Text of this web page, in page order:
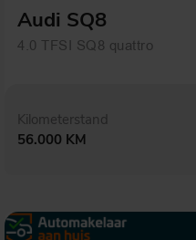
Audi SQ8
4.0 TFSI SQ8 quattro
Kilometerstand
56.000 KM